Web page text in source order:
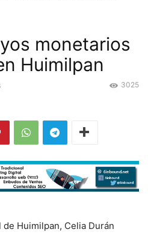
monetarios
Huimilpan
3025
Huimilpan, Celia Durán